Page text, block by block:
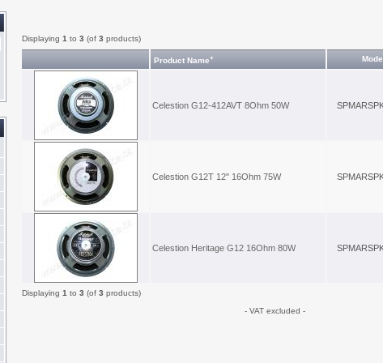
Displaying 1 to 3 (of 3 products)
Product Name+
Celestion G12-412AVT 8Ohm 50W
Celestion G12T 12" 16Ohm 75W
Celestion Heritage G12 16Ohm 80W
Displaying 1 to 3 (of 3 products)
- VAT excluded -